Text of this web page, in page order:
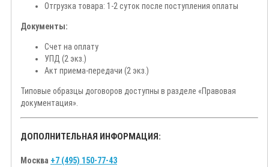
Отгрузка товара: 1-2 суток после поступления оплаты
Документы:
Счет на оплату
УПД (2 экз.)
Акт приема-передачи (2 экз.)
Типовые образцы договоров доступны в разделе «Правовая
документация».
ДОПОЛНИТЕЛЬНАЯ ИНФОРМАЦИЯ:
Москва +7 (495) 150-77-43